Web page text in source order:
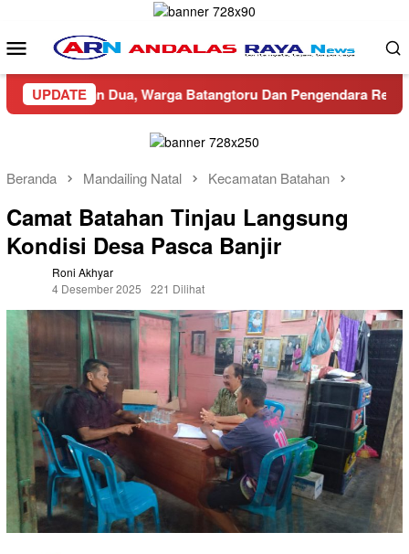
konten
Menu
Mobile
UPDATE
Dua, Warga Batangtoru Dan Pengendara Resah
Beranda Mandailing Natal Kecamatan Batahan
Camat Batahan Tinjau Langsung
Kondisi Desa Pasca Banjir
Roni Akhyar
4 Desember 2025
221 Dilihat